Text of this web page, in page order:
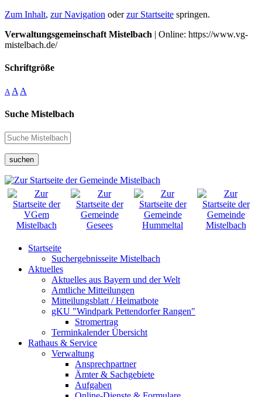
Zum Inhalt, zur Navigation oderzur Startseite springen.
Verwaltungsgemeinschaft Mistelbach | Online: https://www.vg-
mistelbach.de/
Schriftgröße
A A A
Suche Mistelbach
suchen
Startseite
Suchergebnisseite Mistelbach
Aktuelles
Aktuelles aus Bayern und der Welt
Amtliche Mitteilungen
Mitteilungsblatt / Heimatbote
gKU "Windpark Pettendorfer Rangen"
Stromertrag
Terminkalender Übersicht
Rathaus & Service
Verwaltung
Ansprechpartner
Ämter & Sachgebiete
Aufgaben